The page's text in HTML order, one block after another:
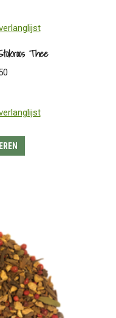
Thee
€16.50
optie
kan
gekozen
worden
op